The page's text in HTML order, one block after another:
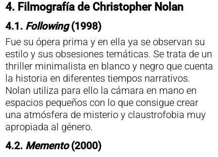
4. Filmografía de Christopher Nolan
4.1. Following(1998)
Fue su ópera prima y en ella ya se observan su
estilo y sus obsesiones temáticas. Se trata de un
thriller minimalista en blanco y negro que cuenta
la historia en diferentes tiempos narrativos.
Nolan utiliza para ello la cámara en mano en
espacios pequeños con lo que consigue crear
una atmósfera de misterio y claustrofobia muy
apropiada al género.
4.2. Memento (2000)